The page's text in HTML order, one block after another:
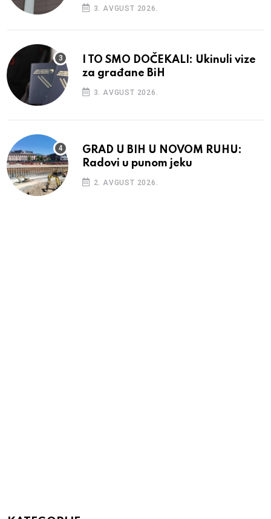
3. AVGUST 2026.
I TO SMO DOČEKALI: Ukinuli vize
za građane BiH
3. AVGUST 2026.
GRAD U BIH U NOVOM RUHU:
Radovi u punom jeku
2. AVGUST 2026.